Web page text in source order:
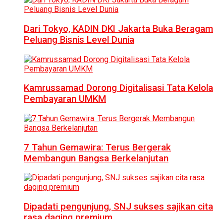
Dari Tokyo, KADIN DKI Jakarta Buka Beragam
Peluang Bisnis Level Dunia
Kamrussamad Dorong Digitalisasi Tata Kelola
Pembayaran UMKM
7 Tahun Gemawira: Terus Bergerak
Membangun Bangsa Berkelanjutan
Dipadati pengunjung, SNJ sukses sajikan cita